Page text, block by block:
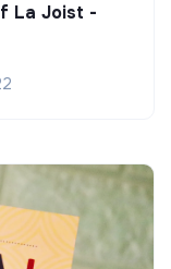
La Joist -